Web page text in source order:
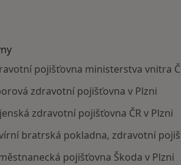
pojišťovna ministerstva vnitra
zdravotní pojišťovna v Plzni
zdravotní pojišťovna ČR v Plzni
bratrská pokladna, zdravotní
pojišťovna Škoda v Plzni